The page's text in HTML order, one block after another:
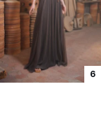
6